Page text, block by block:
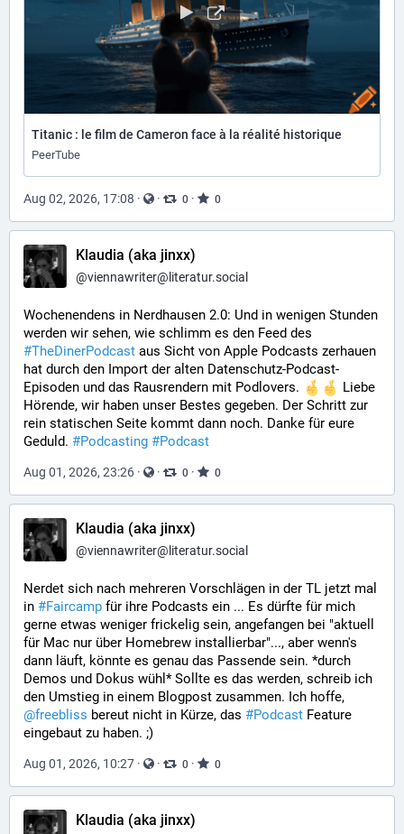
Titanic : le film de Cameron face à la réalité historique
PeerTube
Aug 02, 2026, 17:08 · · 0 · 0
Klaudia (aka jinxx)
@viennawriter@literatur.social
Wochenendens in Nerdhausen 2.0: Und in wenigen Stunden
#TheDinerPodcast aus Sicht von Apple Podcasts zerhauen
hat durch den Import der alten Datenschutz-Podcast-
Episoden und das Rausrendern mit Podlovers.
Liebe
Hörende, wir haben unser Bestes gegeben. Der Schritt zur
rein statischen Seite kommt dann noch. Danke für eure
Geduld. #Podcasting #Podcast
Aug 01, 2026, 23:26 · · 0 · 0
Klaudia (aka jinxx)
@viennawriter@literatur.social
Nerdet sich nach mehreren Vorschlägen in der TL jetzt mal
in #Faircamp für ihre Podcasts ein ... Es dürfte für mich
gerne etwas weniger frickelig sein, angefangen bei "aktuell
für Mac nur über Homebrew installierbar"..., aber wenn's
dann läuft, könnte es genau das Passende sein. *durch
Demos und Dokus wühl* Sollte es das werden, schreib ich
@freebliss bereut nicht in Kürze, das #Podcast Feature
eingebaut zu haben. ;)
Aug 01, 2026, 10:27 · · 0 · 0
Klaudia (aka jinxx)